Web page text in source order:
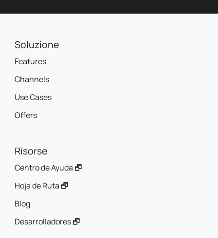
Soluzione
Features
Channels
Use Cases
Offers
Risorse
Centro de Ayuda 🗗
Hoja de Ruta 🗗
Blog
Desarrolladores 🗗